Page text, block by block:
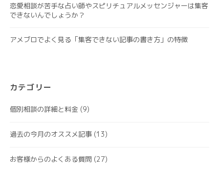
恋愛相談が苦手な占い師やスピリチュアルメッセンジャーは集客
できないんでしょうか？
アメブロでよく見る「集客できない記事の書き方」の特徴
カテゴリー
個別相談の詳細と料金 (9)
過去の今月のオススメ記事 (13)
お客様からのよくある質問 (27)